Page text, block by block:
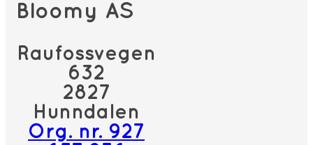
Bloomy AS
Raufossvegen
632
2827
Hunndalen
Org. nr. 927